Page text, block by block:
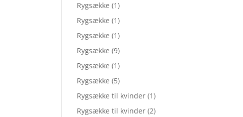
Rygsække (1)
Rygsække (1)
Rygsække (1)
Rygsække (9)
Rygsække (1)
Rygsække (5)
Rygsække til kvinder (1)
Rygsække til kvinder (2)